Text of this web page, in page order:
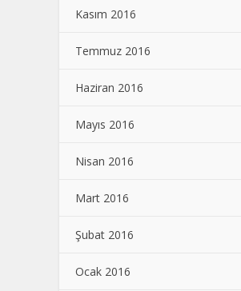
Kasım 2016
Temmuz 2016
Haziran 2016
Mayıs 2016
Nisan 2016
Mart 2016
Şubat 2016
Ocak 2016